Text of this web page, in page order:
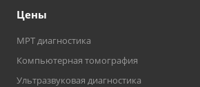
Цены
МРТ диагностика
Компьютерная томография
Ультразвуковая диагностика